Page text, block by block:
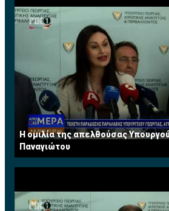
Η ομιλία της απελθούσας
Παναγιώτου